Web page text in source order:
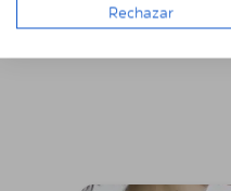
Rechazar